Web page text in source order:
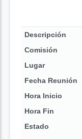
Descripción
Comisión
Lugar
Fecha Reunión
Hora Inicio
Hora Fin
Estado